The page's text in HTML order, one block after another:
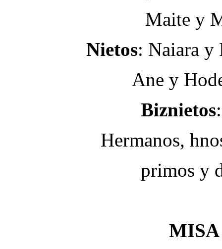
Maite y
Nietos: Naiara y
Ane y
Biznietos
Hermanos,
primos y